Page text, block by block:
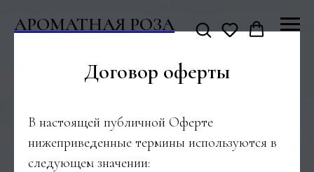
АРОМАТНАЯ РОЗА
Договор оферты
В настоящей публичной Оферте
нижеприведенные термины используются в
следующем значении: